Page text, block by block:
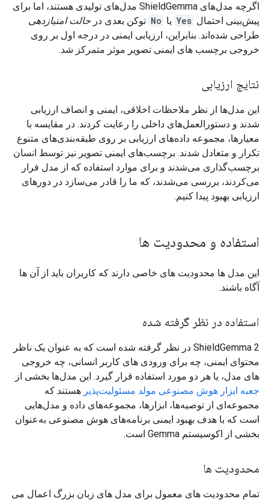
اگرچه مدل‌های ShieldGemma مدل‌های تولیدی هستند، اما برای
پیش‌بینی احتمال Yes یا No توکن بعدی در حالت امتیازدهی
طراحی شده‌اند. بنابراین، ارزیابی ایمنی در درجه اول بر روی
خروجی برچسب های ایمنی تصویر موثر متمرکز شد.
نتایج ارزیابی
این مدل‌ها از نظر ملاحظات اخلاقی، ایمنی و انصاف ارزیابی
شدند و دستورالعمل‌های داخلی را رعایت کردند. در مقایسه با
معیارها، مجموعه داده‌های ارزیابی بر روی طبقه‌بندی‌های متنوع
تکرار و متعادل شدند. برچسب‌های ایمنی تصویر نیز توسط انسان
برچسب‌گذاری می‌شدند و برای موارد استفاده که از مدل فرار
می‌کردند، بررسی می‌شدند، که ما را قادر می‌سازد در دورهای
ارزیابی بهبود پیدا کنیم.
استفاده و محدودیت ها
این مدل ها محدودیت های خاصی دارند که کاربران باید از آن ها
آگاه باشند.
استفاده در نظر گرفته شده
ShieldGemma 2 در نظر گرفته شده است که به عنوان یک ناظر
محتوای ایمنی، چه برای ورودی های کاربر انسانی، چه خروجی
های مدل، یا هر دو مورد استفاده قرار گیرد. این مدل‌ها بخشی از
جعبه ابزار هوش مصنوعی مولد مسئولیت‌پذیر هستند که
مجموعه‌ای از توصیه‌ها، ابزارها، مجموعه‌های داده و مدل‌هایی
است که با هدف بهبود ایمنی برنامه‌های هوش مصنوعی به‌عنوان
بخشی از اکوسیستم Gemma است.
محدودیت ها
تمام محدودیت های معمول برای مدل های زبان بزرگ اعمال می